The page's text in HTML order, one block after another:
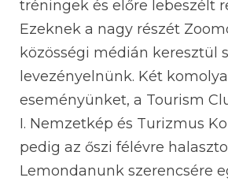
tréningek és előre lebeszélt
Ezeknek a nagy részét
közösségi médián keresztül
levezényelnünk. Két
eseményünket, a Tourism
I. Nemzetkép és Turizmus
pedig az őszi félévre
Lemondanunk szerencsére